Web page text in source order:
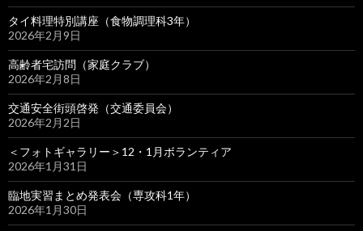
タイ料理特別講座（食物調理科3年）
2026年2月9日
高齢者宅訪問（家庭クラブ）
2026年2月8日
交通安全街頭啓発（交通委員会）
2026年2月2日
＜フォトギャラリー＞12・1月ボランティア
2026年1月31日
臨地実習まとめ発表会（専攻科1年）
2026年1月30日